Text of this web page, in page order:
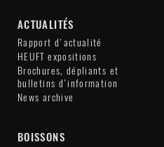
ACTUALITÉS
Rapport d'actualité
HEUFT expositions
Brochures, dépliants et
bulletins d'information
News archive
BOISSONS